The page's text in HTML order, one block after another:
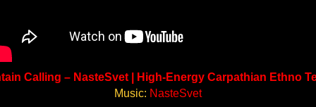
Calling – NasteSvet | High-Energy Carpathian Ethno
Music: NasteSvet